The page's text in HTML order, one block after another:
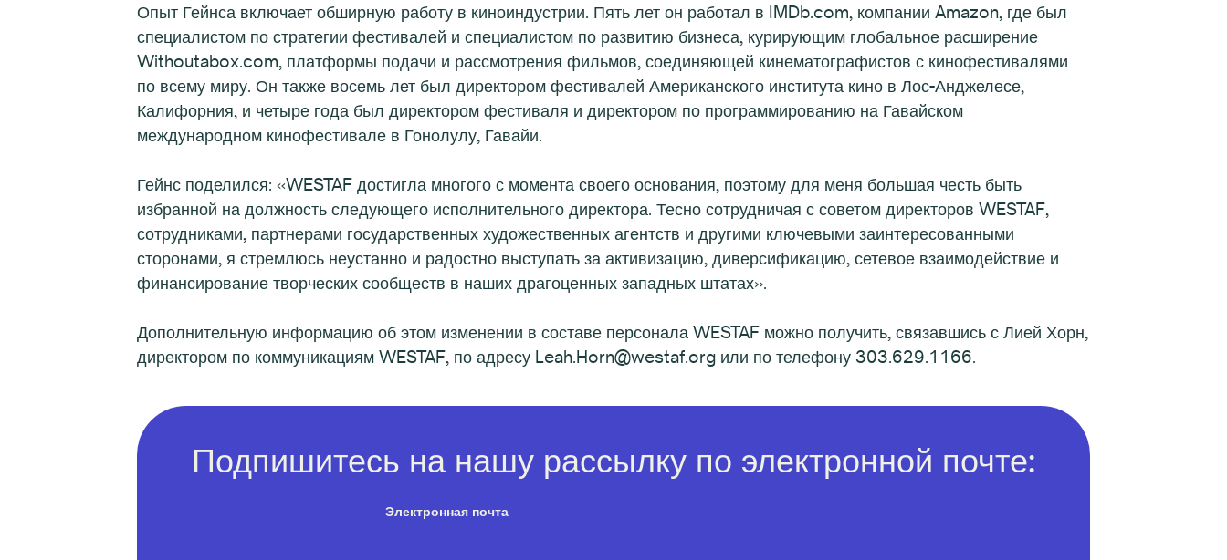
Опыт Гейнса включает обширную работу в киноиндустрии. Пять лет он работал в IMDb.com, компании Amazon, где был
специалистом по стратегии фестивалей и специалистом по развитию бизнеса, курирующим глобальное расширение
Withoutabox.com, платформы подачи и рассмотрения фильмов, соединяющей кинематографистов с кинофестивалями
по всему миру. Он также восемь лет был директором фестивалей Американского института кино в Лос-Анджелесе,
Калифорния, и четыре года был директором фестиваля и директором по программированию на Гавайском
международном кинофестивале в Гонолулу, Гавайи.
Гейнс поделился: «WESTAF достигла многого с момента своего основания, поэтому для меня большая честь быть
избранной на должность следующего исполнительного директора. Тесно сотрудничая с советом директоров WESTAF,
сотрудниками, партнерами государственных художественных агентств и другими ключевыми заинтересованными
сторонами, я стремлюсь неустанно и радостно выступать за активизацию, диверсификацию, сетевое взаимодействие и
финансирование творческих сообществ в наших драгоценных западных штатах».
Дополнительную информацию об этом изменении в составе персонала WESTAF можно получить, связавшись с Лией Хорн,
директором по коммуникациям WESTAF, по адресу Leah.Horn@westaf.org или по телефону 303.629.1166.
Подпишитесь на нашу рассылку по электронной почте:
Электронная почта